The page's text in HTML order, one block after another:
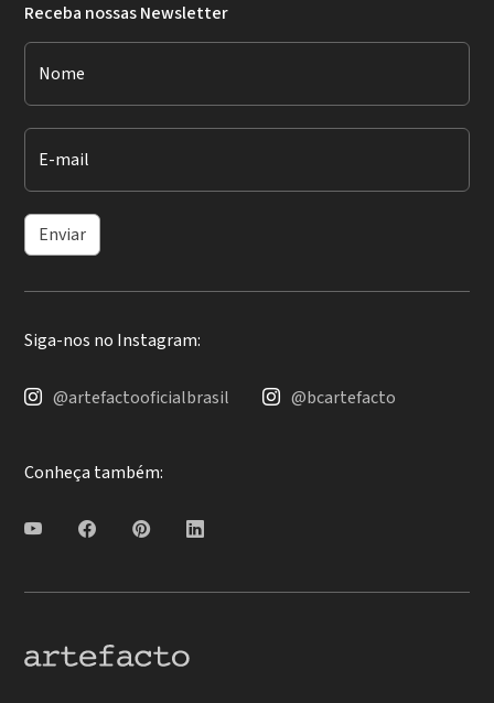
Receba nossas Newsletter
Nome
E-mail
Enviar
Siga-nos no Instagram:
@artefactooficialbrasil @bcartefacto
Conheça também: